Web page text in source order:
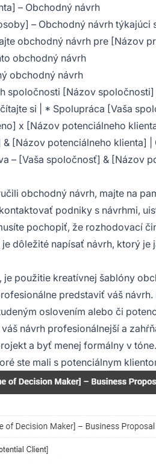
– Obchodný návrh
– Obchodný návrh týkajúci
obchodný návrh pre [Názov
obchodný návrh
obchodný návrh
spoločnosti [Názov
si | * Spolupráca [Vaša
x [Názov potenciálneho
[Názov potenciálneho klienta] |
– [Vaša spoločnosť] & [Názov
obchodný návrh, majte na
podniky s návrhmi,
pochopiť, že rozhodovací
dôležité napísať návrh, ktorý je
použitie kreatívnej šablóny
predstaviť váš
oslovením alebo či
návrh profesionálnejší a
a byť menej formálny v
ste mali s potenciálnym